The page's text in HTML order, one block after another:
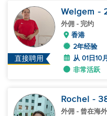
直接聘用
Welgem -
外佣 - 完约
香港
2年经验
从 01日10
非常活跃
Rochel -
外佣 - 曾在海